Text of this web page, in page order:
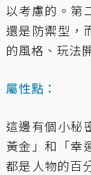
以考慮的。第
還是防禦型，
的風格、玩法
屬性點：
這邊有個小秘
黃金」和「幸
都是人物的百